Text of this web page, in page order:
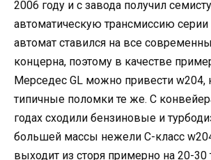
2006 году и с завода получил
автоматическую трансмиссию
автомат ставился на все
концерна, поэтому в качестве
Мерседес GL можно привести w204,
типичные поломки те же. С
годах сходили бензиновые и
большей массы нежели C-класс
выходит из сторя примерно на 20-